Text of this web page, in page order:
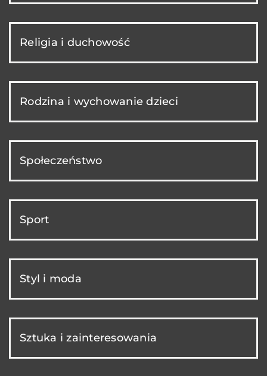
Religia i duchowość
Rodzina i wychowanie dzieci
Społeczeństwo
Sport
Styl i moda
Sztuka i zainteresowania